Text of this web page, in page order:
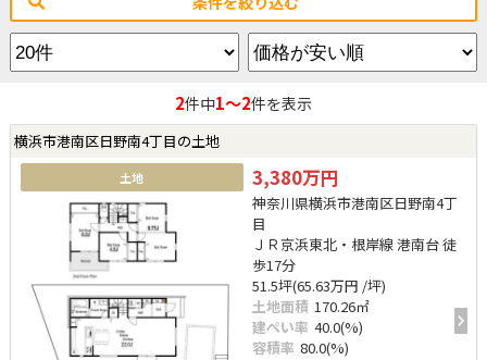
2件中1～2件を表示
横浜市港南区日野南4丁目の土地
土地 3,380万円
神奈川県横浜市港南区日野南4丁
目
ＪＲ京浜東北・根岸線 港南台 徒
歩17分
51.5坪(65.63万円 /坪)
土地面積 170.26㎡
建ぺい率 40.0(%)
容積率 80.0(%)